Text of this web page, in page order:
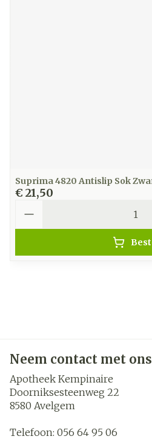
Suprima 4820 Antislip Sok
€ 21,50
Neem contact met
Apotheek Kempinaire
Doorniksesteenweg 22
8580 Avelgem
Telefoon: 056 64 95 06